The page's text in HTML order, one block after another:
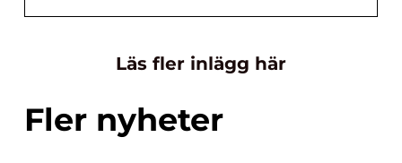
Läs fler inlägg här
Fler nyheter